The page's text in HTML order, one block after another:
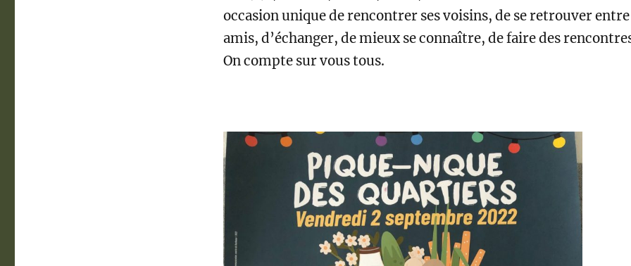
occasion unique de rencontrer ses voisins, de se retrouver entre
amis, d’échanger, de mieux se connaître, de faire des
On compte sur vous tous.